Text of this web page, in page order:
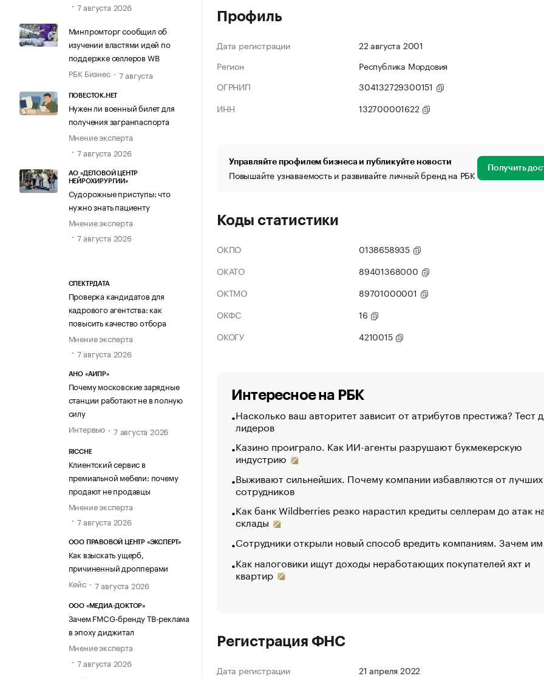
7 августа 2026
Минпромторг сообщил об
изучении властями идей по
поддержке селлеров WB
РБК Бизнес
7 августа
ПОВЕСТОК.НЕТ
Нужен ли военный билет для
получения загранпаспорта
Мнение эксперта
7 августа 2026
АО «ДЕЛОВОЙ ЦЕНТР
НЕЙРОХИРУРГИИ»
Судорожные приступы: что
нужно знать пациенту
Мнение эксперта
7 августа 2026
СПЕКТРДАТА
Проверка кандидатов для
кадрового агентства: как
повысить качество отбора
Мнение эксперта
7 августа 2026
АНО «АИПР»
Почему московские зарядные
станции работают не в полную
силу
Интервью
7 августа 2026
RICCHE
Клиентский сервис в
премиальной мебели: почему
продают не продавцы
Мнение эксперта
7 августа 2026
ООО ПРАВОВОЙ ЦЕНТР «ЭКСПЕРТ»
Как взыскать ущерб,
причиненный дропперами
Кейс
7 августа 2026
ООО «МЕДИА-ДОКТОР»
Зачем FMCG-бренду ТВ-реклама
в эпоху диджитал
Мнение эксперта
7 августа 2026
Профиль
Дата регистрации
22 августа 2001
Регион
Республика Мордовия
ОГРНИП
304132729300151
ИНН
132700001622
Управляйте профилем бизнеса и публикуйте новости
Повышайте узнаваемость и развивайте личный бренд на РБК Получить
Коды статистики
ОКПО
0138658935
ОКАТО
89401368000
ОКТМО
89701000001
ОКФС
16
ОКОГУ
4210015
Интересное на РБК
Насколько ваш авторитет зависит от атрибутов престижа? Тест
лидеров
Казино проиграло. Как ИИ-агенты разрушают букмекерскую
индустрию
Выживают сильнейших. Почему компании избавляются от лучших
сотрудников
Как банк Wildberries резко нарастил кредиты селлерам до атак
склады
Сотрудники открыли новый способ вредить компаниям. Зачем
Как налоговики ищут доходы неработающих покупателей яхт и
квартир
Регистрация ФНС
Дата регистрации
21 апреля 2022